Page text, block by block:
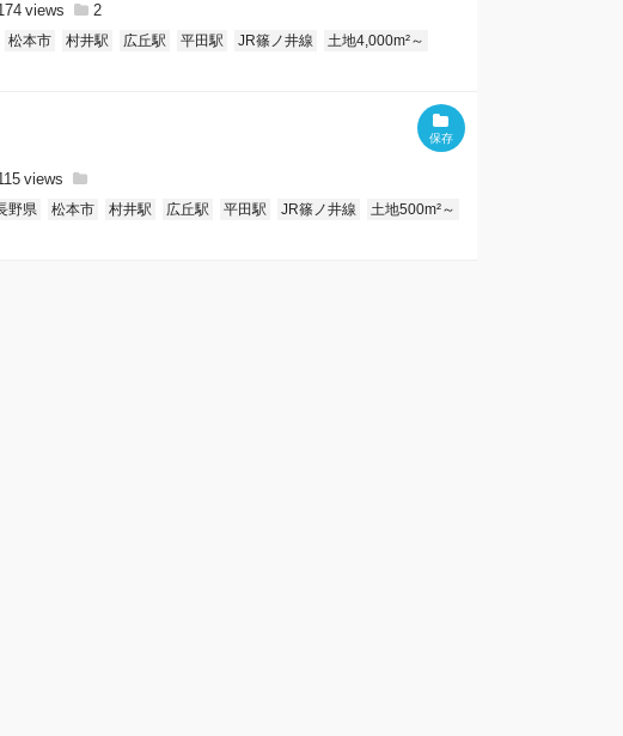
2
松本市 村井駅 広丘駅 平田駅 JR篠ノ井線
土地4,000m²～
野県 松本市 村井駅 広丘駅 平田駅 JR篠ノ井線 土地500m²～